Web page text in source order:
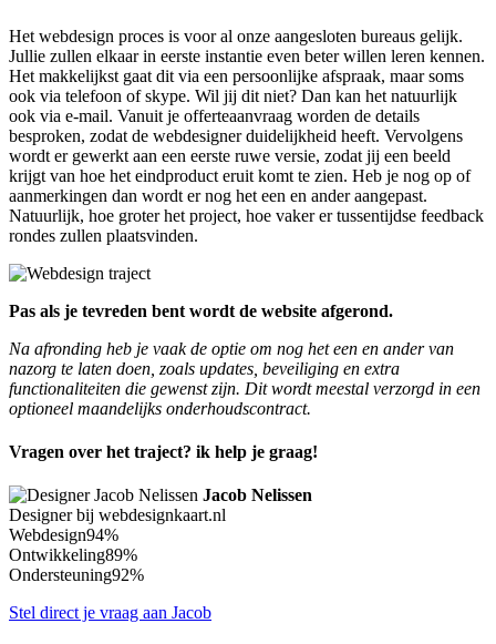
Het webdesign proces is voor al onze aangesloten bureaus gelijk.
Jullie zullen elkaar in eerste instantie even beter willen leren kennen.
Het makkelijkst gaat dit via een persoonlijke afspraak, maar soms
ook via telefoon of skype. Wil jij dit niet? Dan kan het natuurlijk
ook via e-mail. Vanuit je offerteaanvraag worden de details
besproken, zodat de webdesigner duidelijkheid heeft. Vervolgens
wordt er gewerkt aan een eerste ruwe versie, zodat jij een beeld
krijgt van hoe het eindproduct eruit komt te zien. Heb je nog op of
aanmerkingen dan wordt er nog het een en ander aangepast.
Natuurlijk, hoe groter het project, hoe vaker er tussentijdse feedback
rondes zullen plaatsvinden.
Pas als je tevreden bent wordt de website afgerond.
Na afronding heb je vaak de optie om nog het een en ander van
nazorg te laten doen, zoals updates, beveiliging en extra
functionaliteiten die gewenst zijn. Dit wordt meestal verzorgd in een
optioneel maandelijks onderhoudscontract.
Vragen over het traject? ik help je graag!
Jacob Nelissen
Designer bij webdesignkaart.nl
Webdesign94%
Ontwikkeling89%
Ondersteuning92%
Stel direct je vraag aan Jacob